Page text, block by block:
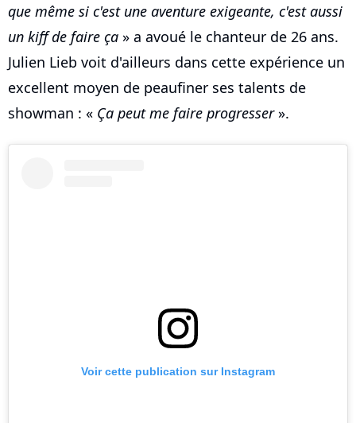
que même si c'est une aventure exigeante, c'est aussi
un kiff de faire ça » a avoué le chanteur de 26 ans.
Julien Lieb voit d'ailleurs dans cette expérience un
excellent moyen de peaufiner ses talents de
showman : « Ça peut me faire progresser».
Voir cette publication sur Instagram